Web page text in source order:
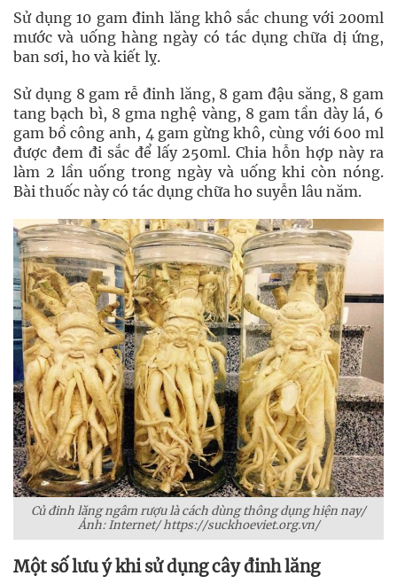
Sử dụng 10 gam đinh lăng khô sắc chung với 200ml
mước và uống hàng ngày có tác dụng chữa dị ứng,
ban sơi, ho và kiết lỵ.
Sử dụng 8 gam rễ đinh lăng, 8 gam đậu săng, 8 gam
tang bạch bì, 8 gma nghệ vàng, 8 gam tần dày lá, 6
gam bồ công anh, 4 gam gừng khô, cùng với 600 ml
được đem đi sắc để lấy 250ml. Chia hỗn hợp này ra
làm 2 lần uống trong ngày và uống khi còn nóng.
Bài thuốc này có tác dụng chữa ho suyễn lâu năm.
Củ đinh lăng ngâm rượu là cách dùng thông dụng hiện nay/
Ảnh: Internet/ https://suckhoeviet.org.vn/
Một số lưu ý khi sử dụng cây đinh lăng